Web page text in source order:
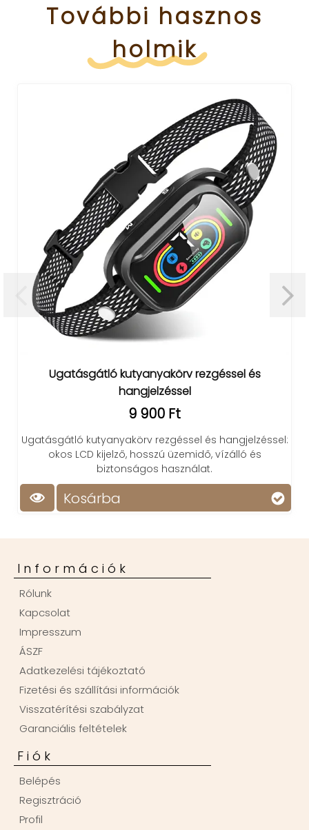
További hasznos
holmik
kutyanyakörv rezgéssel és
rezgéssel és hangjelzéssel:
hosszú üzemidő, vízálló és
biztonságos használat.
Térkő tisztító
Információk
Rólunk
Kapcsolat
Impresszum
ÁSZF
Adatkezelési tájékoztató
Fizetési és szállítási információk
Visszatérítési szabályzat
Garanciális feltételek
Fiók
Belépés
Regisztráció
Profil